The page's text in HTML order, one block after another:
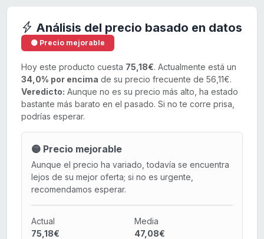
Análisis del precio basado en datos
🟡 Precio mejorable
Hoy este producto cuesta 75,18€. Actualmente está un
34,0% por encima de su precio frecuente de 56,11€.
Veredicto: Aunque no es su precio más alto, ha estado
bastante más barato en el pasado. Si no te corre prisa,
podrías esperar.
🟡 Precio mejorable
Aunque el precio ha variado, todavía se encuentra
lejos de su mejor oferta; si no es urgente,
recomendamos esperar.
Actual
75,18€
Media
47,08€